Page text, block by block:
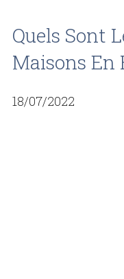
Quels Sont
Maisons En
18/07/2022